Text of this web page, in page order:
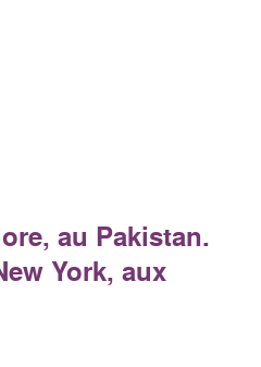
au Pakistan.
York, aux